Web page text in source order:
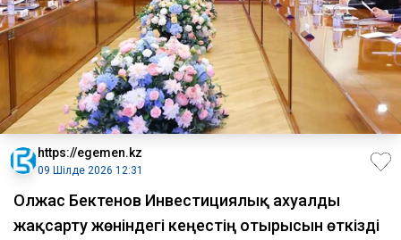
https://egemen.kz
09 Шілде 2026 12:31
Олжас Бектенов Инвестициялық ахуалды
жақсарту жөніндегі кеңестің отырысын өткізді